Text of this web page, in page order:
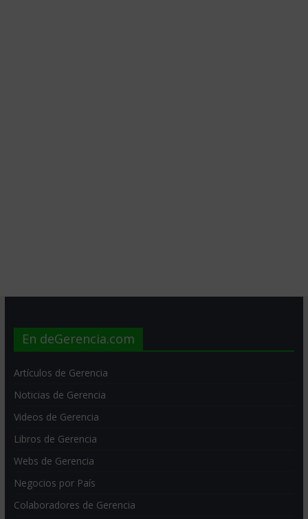
En deGerencia.com
Artículos de Gerencia
Noticias de Gerencia
Videos de Gerencia
Libros de Gerencia
Webs de Gerencia
Negocios por País
Colaboradores de Gerencia